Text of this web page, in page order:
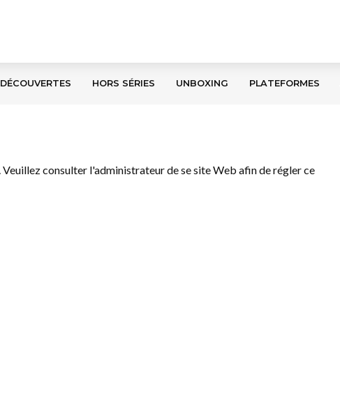
DÉCOUVERTES HORS SÉRIES UNBOXING PLATEFORMES
consulter l'administrateur de se site Web afin de régler ce